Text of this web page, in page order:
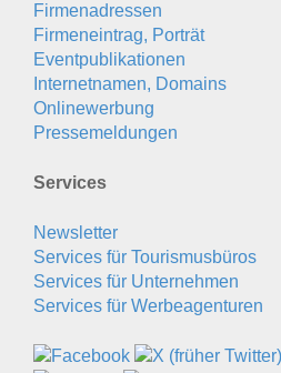
Firmenadressen
Firmeneintrag, Porträt
Eventpublikationen
Internetnamen, Domains
Onlinewerbung
Pressemeldungen
Services
Newsletter
Services für Tourismusbüros
Services für Unternehmen
Services für Werbeagenturen